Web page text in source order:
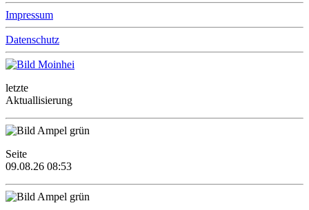
Impressum
Datenschutz
letzte
Aktuallisierung
Seite
09.08.26 08:53